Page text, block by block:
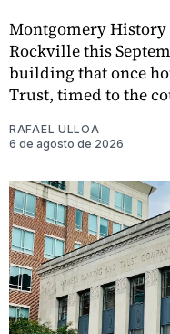
Montgomery
Rockville this
building that once
Trust, timed to the
RAFAEL ULLOA
6 de agosto de 2026